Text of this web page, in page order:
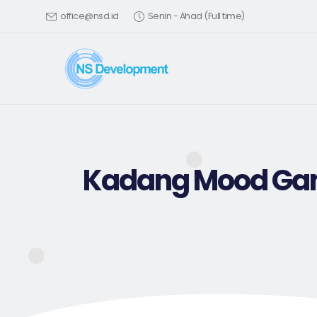
office@nsd.id Senin - Ahad (Full time)
Kadang Mood